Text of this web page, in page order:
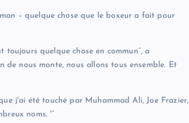
– quelque chose que le boxeur a fait pour
quelque chose en commun”, a
de nous monte, nous allons tous ensemble. Et
j'ai été touché par Muhammad Ali, Joe Frazier,
noms. '”